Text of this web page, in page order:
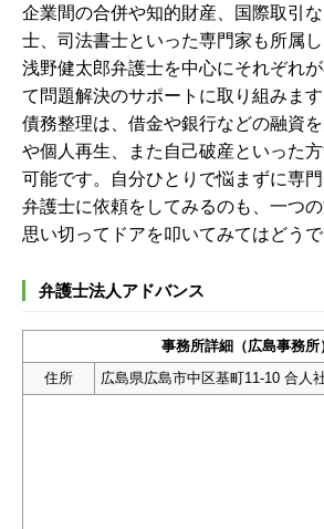
企業間の合併や知的財産、国際取引
士、司法書士といった専門家も所属し
浅野健太郎弁護士を中心にそれぞれ
て問題解決のサポートに取り組みます
債務整理は、借金や銀行などの融資
や個人再生、また自己破産といった
可能です。自分ひとりで悩まずに専
弁護士に依頼をしてみるのも、一つの
思い切ってドアを叩いてみてはどうで
弁護士法人アドバンス
事務所詳細（広島事務所
住所
広島県広島市中区基町11-10 合人